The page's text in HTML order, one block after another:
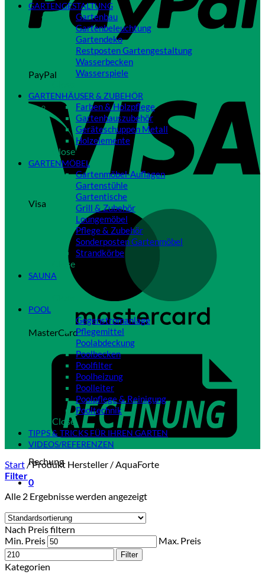
PayPal
Visa
MasterCard
Rechung
0
GARTENGESTALTUNG
Gartenbau
Gartenbeleuchtung
Gartendeko
Restposten Gartengestaltung
Wasserbecken
Wasserspiele
GARTENHÄUSER & ZUBEHÖR
Farben & Holzpflege
Gartenhauszubehör
Geräteschuppen Metall
Holzelemente
Close
GARTENMÖBEL
Gartenmöbel-Auflagen
Gartenstühle
Gartentische
Grill & Zubehör
Loungemöbel
Pflege & Zubehör
Sonderposten Gartenmöbel
Strandkörbe
Close
SAUNA
POOL
Gegenstromanlage
Pflegemittel
Poolabdeckung
Poolbecken
Poolfilter
Poolheizung
Poolleiter
Poolpflege & Reinigung
Pooltechnik
Close
TIPPS & TRICKS FÜR IHREN GARTEN
VIDEOS/REFERENZEN
Start /Produkt Hersteller /AquaForte
Filter
Alle 2 Ergebnisse werden angezeigt
Nach Preis filtern
Min. Preis
Max. Preis
Filter
Kategorien